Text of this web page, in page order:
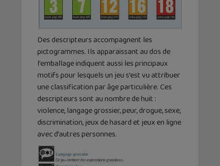
Des descripteurs accompagnent les
pictogrammes. Ils apparaissant au dos de
l’emballage indiquent aussi les principaux
motifs pour lesquels un jeu s’est vu attribuer
une classification par âge particulière. Ces
descripteurs sont au nombre de huit :
violence, langage grossier, peur, drogue, sexe,
discrimination, jeux de hasard et jeux en ligne
avec d’autres personnes.